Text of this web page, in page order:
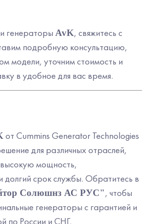
генераторы AvK, свяжитесь с
подробную консультацию,
модели, уточним стоимость и
в удобное для вас время.
от Cummins Generator Technologies
для различных отраслей,
мощность,
долгий срок службы. Обратитесь в
Солюшнз АС РУС", чтобы
генераторы с гарантией и
по России и СНГ.